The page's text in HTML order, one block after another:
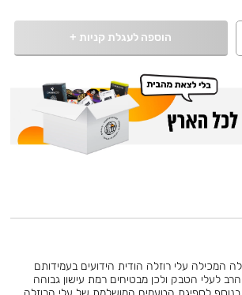
הוספה לעגלת קניות +
המכילה עלי רוזלה הודית הידועים בעמידותם
לעלי הטבק ולכן מבטיחים רמת עישון גבוהה